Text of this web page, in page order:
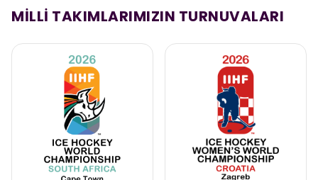
MİLLİ TAKIMLARIMIZIN TURNUVALARI